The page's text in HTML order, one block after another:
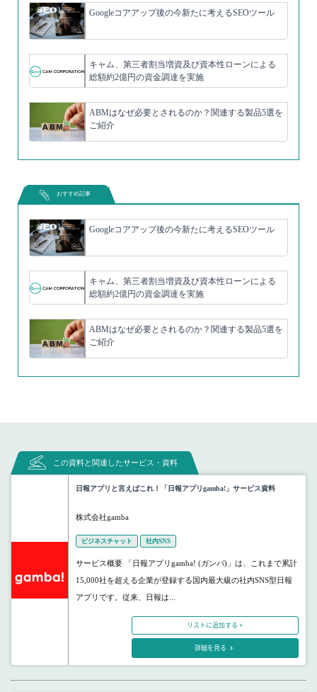
Googleコアアップ後の今新たに考えるSEOツール
キャム、第三者割当増資及び資本性ローンによる
総額約2億円の資金調達を実施
ABMはなぜ必要とされるのか？関連する製品5選を
ご紹介
おすすめ記事
Googleコアアップ後の今新たに考えるSEOツール
キャム、第三者割当増資及び資本性ローンによる
総額約2億円の資金調達を実施
ABMはなぜ必要とされるのか？関連する製品5選を
ご紹介
この資料と関連したサービス・資料
日報アプリと言えばこれ！「日報アプリgamba!」サービス資料
株式会社gamba
ビジネスチャット 社内SNS
サービス概要 「日報アプリgamba! (ガンバ)」は、これまで累計
15,000社を超える企業が登録する国内最大級の社内SNS型日報
アプリです。従来、日報は...
リストに追加する +
詳細を見る